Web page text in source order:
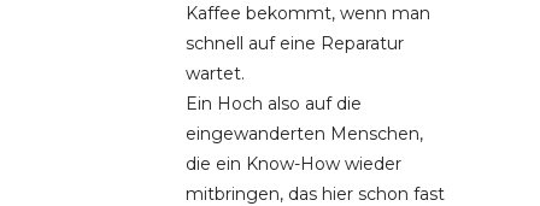
Kaffee bekommt, wenn man
schnell auf eine Reparatur
wartet.
Ein Hoch also auf die
eingewanderten Menschen,
die ein Know-How wieder
mitbringen, das hier schon fast